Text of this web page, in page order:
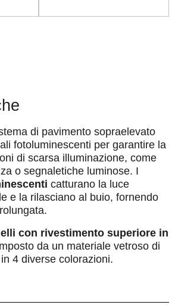
di pavimento sopraelevato
fotoluminescenti per garantire la
di scarsa illuminazione, come
o segnaletiche luminose. I
catturano la luce
e la rilasciano al buio, fornendo
con rivestimento superiore in
da un materiale vetroso di
4 diverse colorazioni.